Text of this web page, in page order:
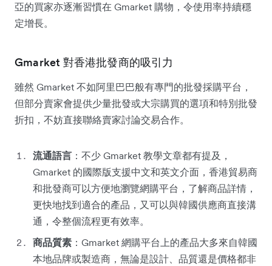
亞的買家亦逐漸習慣在 Gmarket 購物，令使用率持續穩
定增長。
Gmarket 對香港批發商的吸引力
雖然 Gmarket 不如阿里巴巴般有專門的批發採購平台，
但部分賣家會提供少量批發或大宗購買的選項和特別批發
折扣，不妨直接聯絡賣家討論交易合作。
流通語言 ：不少 Gmarket 教學文章都有提及，
Gmarket 的國際版支援中文和英文介面，香港貿易商
和批發商可以方便地瀏覽網購平台，了解商品詳情，
更快地找到適合的產品，又可以與韓國供應商直接溝
通，令整個流程更有效率。
商品質素 ：Gmarket 網購平台上的產品大多來自韓國
本地品牌或製造商，無論是設計、品質還是價格都非